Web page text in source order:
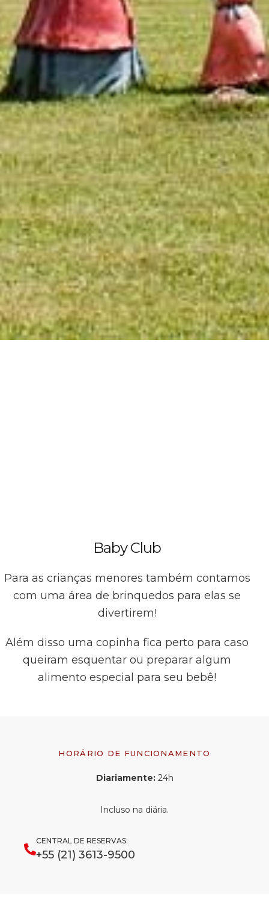
Baby Club
Para as crianças menores também contamos
com uma área de brinquedos para elas se
divertirem!
Além disso uma copinha fica perto para caso
queiram esquentar ou preparar algum
alimento especial para seu bebê!
HORÁRIO DE FUNCIONAMENTO
Diariamente:24h
Incluso na diária.
CENTRAL DE RESERVAS:
+55 (21) 3613-9500